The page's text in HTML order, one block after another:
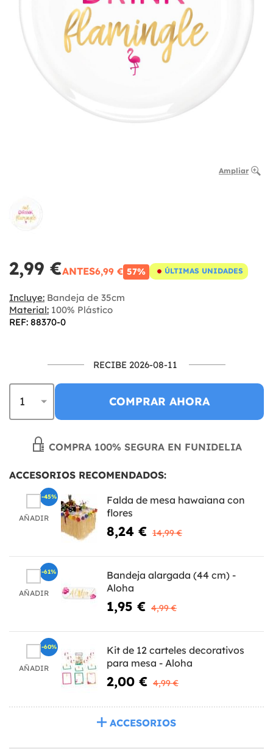
Ampliar
2,99 €ANTES6,99 € 57% ÚLTIMAS UNIDADES
Incluye: Bandeja de 35cm
Material: 100% Plástico
REF: 88370-0
RECIBE 2026-08-11
COMPRAR AHORA
COMPRA 100% SEGURA EN FUNIDELIA
ACCESORIOS RECOMENDADOS:
AÑADIR
Falda de mesa hawaiana con
flores
8,24 € 14,99 €
-45%
AÑADIR
Bandeja alargada (44 cm) -
Aloha
1,95 € 4,99 €
-61%
AÑADIR
Kit de 12 carteles decorativos
para mesa - Aloha
2,00 € 4,99 €
-60%
ACCESORIOS